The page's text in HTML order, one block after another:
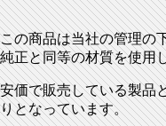
この商品は当社の管理の
純正と同等の材質を使
安価で販売している製品
りとなっています。